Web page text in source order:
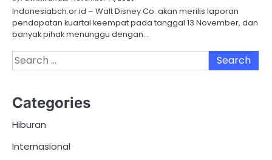
Indonesiabch.or.id – Walt Disney Co. akan merilis laporan
pendapatan kuartal keempat pada tanggal 13 November, dan
banyak pihak menunggu dengan…
Search
for:
Categories
Hiburan
Internasional